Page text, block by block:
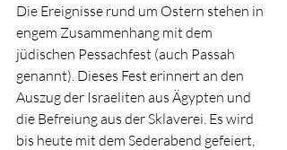
Die Ereignisse rund um Ostern stehen in
engem Zusammenhang mit dem
jüdischen Pessachfest (auch Passah
genannt). Dieses Fest erinnert an den
Auszug der Israeliten aus Ägypten und
die Befreiung aus der Sklaverei. Es wird
bis heute mit dem Sederabend gefeiert,